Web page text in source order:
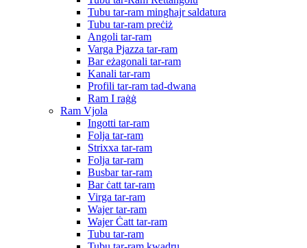
Tubu tar-ram mingħajr saldatura
Tubu tar-ram preċiż
Angoli tar-ram
Varga Pjazza tar-ram
Bar eżagonali tar-ram
Kanali tar-ram
Profili tar-ram tad-dwana
Ram I raġġ
Ram Vjola
Ingotti tar-ram
Folja tar-ram
Strixxa tar-ram
Folja tar-ram
Busbar tar-ram
Bar ċatt tar-ram
Virga tar-ram
Wajer tar-ram
Wajer Ċatt tar-ram
Tubu tar-ram